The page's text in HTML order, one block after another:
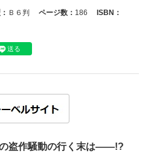
Ｂ６判 ページ数： 186
ISBN：
送る
盗作騒動の行く末は――!?